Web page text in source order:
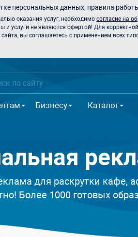
персональных данных, правила
оказания услуг, необходимосогласие на
и услуги не являются офертой! Для
вы соглашаетесь с применением всех
Бизнесу Каталог
для раскрутки кафе,
Более 1000 готовых